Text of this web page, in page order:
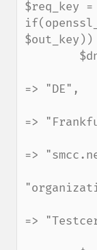
$req_key
=> "DE",
=>
=>
=>